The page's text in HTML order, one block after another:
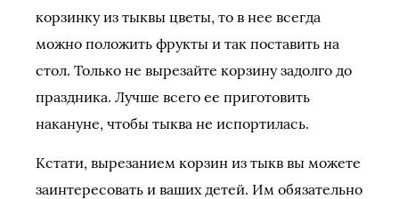
корзинку из тыквы цветы, то в нее всегда
можно положить фрукты и так поставить на
стол. Только не вырезайте корзину задолго до
праздника. Лучше всего ее приготовить
накануне, чтобы тыква не испортилась.
Кстати, вырезанием корзин из тыкв вы можете
заинтересовать и ваших детей. Им обязательно